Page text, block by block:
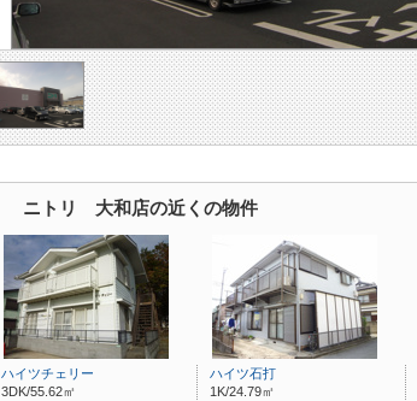
ニトリ 大和店の近くの物件
ハイツチェリー
3DK/55.62㎡
ハイツ石打
1K/24.79㎡